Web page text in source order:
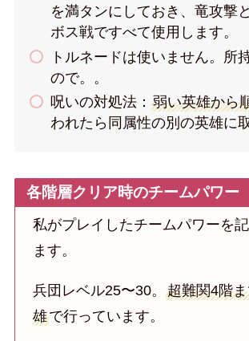
を満タンにしておき、竜攻撃
ボス戦ですべて使用します。
トルネードは使いません。所
ので。。
呪いの対処法： 弱い英雄から
われたら同属性の別の英雄に
各階層クリア時のチームパワー
私がプレイしたチームパワーを
ます。
兵団レベル25〜30。超難関4階
雄で行っています。